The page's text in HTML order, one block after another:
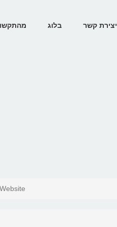
בלוג יצירת קשר